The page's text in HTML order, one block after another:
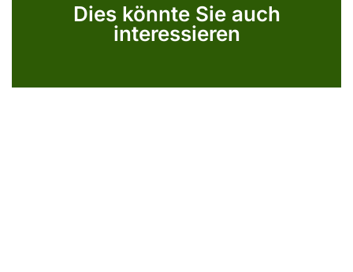
Dies könnte Sie auch
interessieren